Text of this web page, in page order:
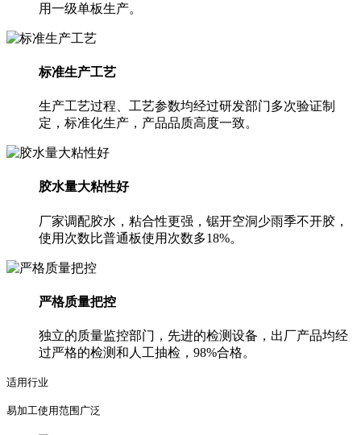
用一级单板生产。
标准生产工艺
生产工艺过程、工艺参数均经过研发部门多次验证制
定，标准化生产，产品品质高度一致。
胶水量大粘性好
厂家调配胶水，粘合性更强，锯开空洞少雨季不开胶，
使用次数比普通板使用次数多18%。
严格质量把控
独立的质量监控部门，先进的检测设备，出厂产品均经
过严格的检测和人工抽检，98%合格。
适用行业
易加工使用范围广泛